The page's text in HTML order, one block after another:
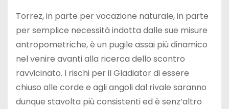
Torrez, in parte per vocazione naturale, in parte
per semplice necessità indotta dalle sue misure
antropometriche, è un pugile assai più dinamico
nel venire avanti alla ricerca dello scontro
ravvicinato. I rischi per il Gladiator di essere
chiuso alle corde e agli angoli dal rivale saranno
dunque stavolta più consistenti ed è senz’altro